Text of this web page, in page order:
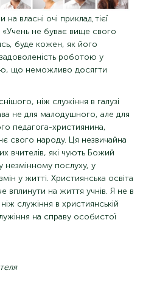
власні очі приклад тієї
«Учень не буває вище свого
буде кожен, як його
роботою у
що неможливо досягти
ніж служіння в галузі
не для малодушного, але для
педагога-християнина,
свого народу. Ця незвичайна
вчителів, які чують Божий
незмінному послуху, у
у житті. Християнська освіта
вплинути на життя учнів. Я не в
служіння в християнській
на справу особистої